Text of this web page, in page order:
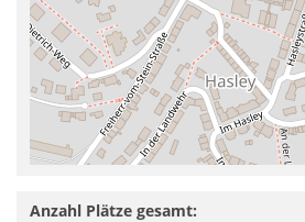
Anzahl Plätze gesamt: